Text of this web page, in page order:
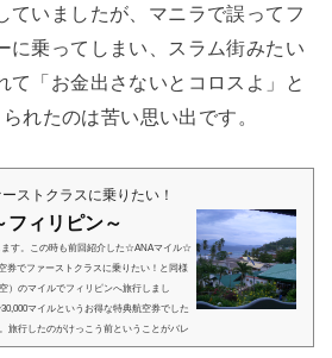
ていましたが、マニラで誤ってフ
に乗ってしまい、スラム街みたい
て「お金出さないとコロスよ」と
れたのは苦い思い出です。
ストクラスに乗りたい！
フィリピン～
す。この時も前回紹介した☆ANAマイル☆
券でファーストクラスに乗りたい！と同様
）のマイルでフィリピンへ旅行しまし
マイルというお得な特典航空券でした
旅行したのがけっこう前ということがバレ
めて航空会社のラウンジを利用したのです